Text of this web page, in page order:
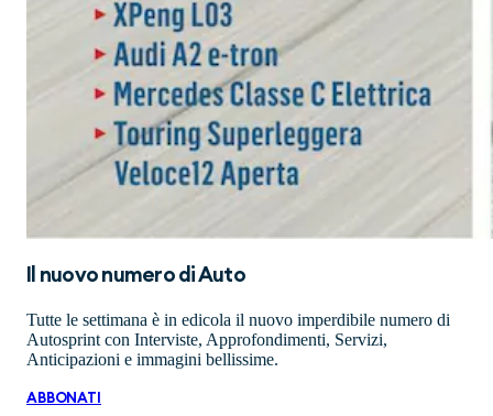
Il nuovo numero diAuto
Tutte le settimana è in edicola il nuovo imperdibile numero di
Autosprint con Interviste, Approfondimenti, Servizi,
Anticipazioni e immagini bellissime.
ABBONATI